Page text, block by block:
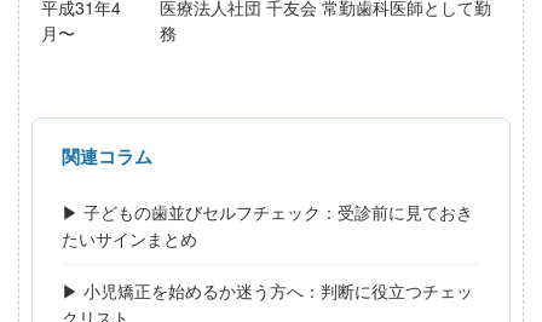
平成31年4
月〜
医療法人社団 千友会 常勤歯科医師として勤
務
関連コラム
▶ 子どもの歯並びセルフチェック：受診前に見ておき
たいサインまとめ
▶ 小児矯正を始めるか迷う方へ：判断に役立つチェッ
クリスト